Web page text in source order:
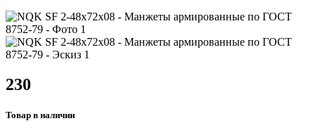
230
Товар в наличии